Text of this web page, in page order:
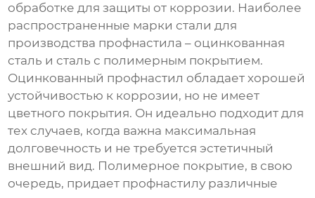
обработке для защиты от коррозии. Наиболее
распространенные марки стали для
производства профнастила – оцинкованная
сталь и сталь с полимерным покрытием.
Оцинкованный профнастил обладает хорошей
устойчивостью к коррозии, но не имеет
цветного покрытия. Он идеально подходит для
тех случаев, когда важна максимальная
долговечность и не требуется эстетичный
внешний вид. Полимерное покрытие, в свою
очередь, придает профнастилу различные